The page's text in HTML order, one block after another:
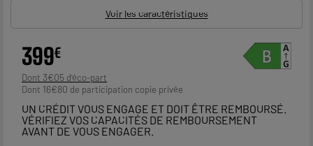
Voir les caractéristiques
399€
Dont 3€05
Dont 16€80
UN CRÉDIT VOUS ENGAGE ET DOIT ÊTRE REMBOURSÉ.
VÉRIFIEZ VOS CAPACITÉS DE REMBOURSEMENT
AVANT DE VOUS ENGAGER.